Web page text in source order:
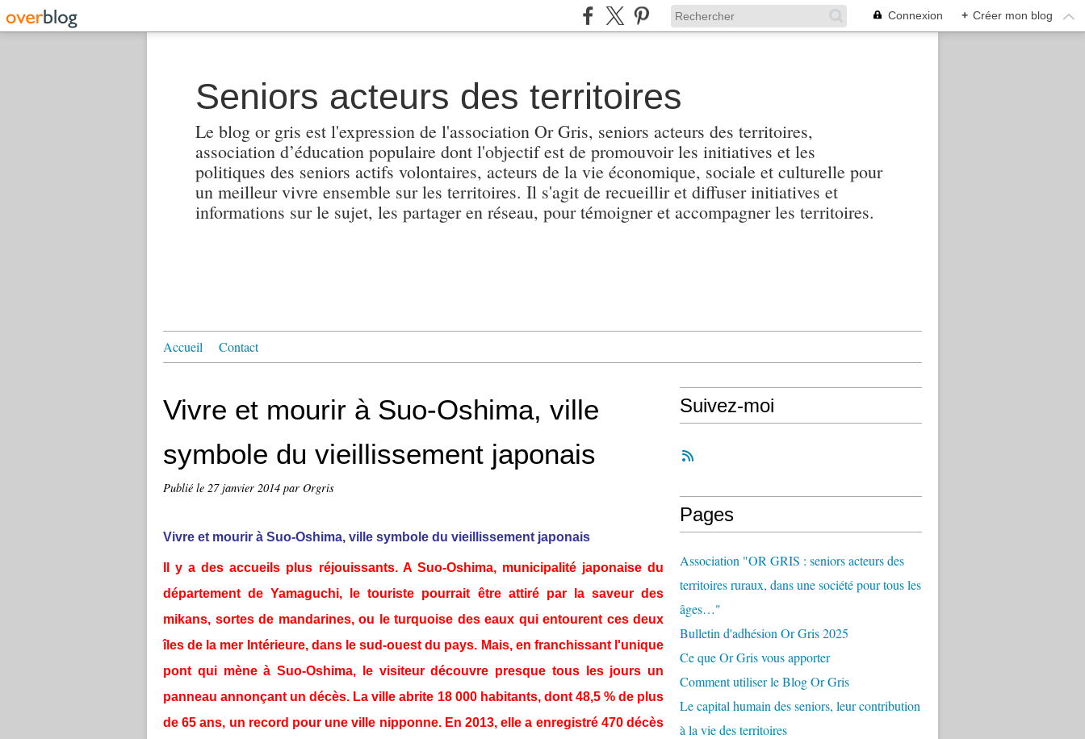
Connexion + Créer mon blog
Seniors acteurs des territoires
Le blog or gris est l'expression de l'association Or Gris, seniors acteurs des territoires,
association d’éducation populaire dont l'objectif est de promouvoir les initiatives et les
politiques des seniors actifs volontaires, acteurs de la vie économique, sociale et culturelle pour
un meilleur vivre ensemble sur les territoires. Il s'agit de recueillir et diffuser initiatives et
informations sur le sujet, les partager en réseau, pour témoigner et accompagner les territoires.
Accueil Contact
Vivre et mourir à Suo-Oshima, ville
symbole du vieillissement japonais
Publié le 27 janvier 2014 par Orgris
Vivre et mourir à Suo-Oshima, ville symbole du vieillissement japonais
Il y a des accueils plus réjouissants. A Suo-Oshima, municipalité japonaise du
département de Yamaguchi, le touriste pourrait être attiré par la saveur des
mikans, sortes de mandarines, ou le turquoise des eaux qui entourent ces deux
îles de la mer Intérieure, dans le sud-ouest du pays. Mais, en franchissant l'unique
pont qui mène à Suo-Oshima, le visiteur découvre presque tous les jours un
panneau annonçant un décès. La ville abrite 18 000 habitants, dont 48,5 % de plus
de 65 ans, un record pour une ville nipponne. En 2013, elle a enregistré 470 décès
Suivez-moi
Pages
Association "OR GRIS : seniors acteurs des
territoires ruraux, dans une société pour tous les
âges…"
Bulletin d'adhésion Or Gris 2025
Ce que Or Gris vous apporter
Comment utiliser le Blog Or Gris
Le capital humain des seniors, leur contribution
à la vie des territoires